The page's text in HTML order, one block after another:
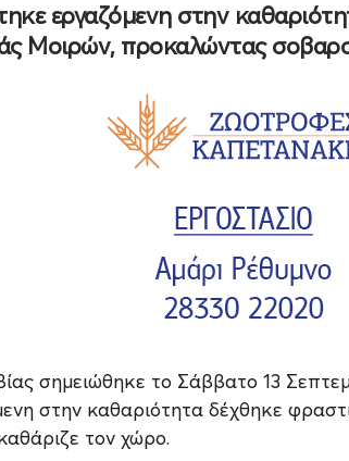
εργαζόμενη στην
Μοιρών, προκαλώντας
σημειώθηκε το Σάββατο 13
στην καθαριότητα δέχθηκε
τον χώρο.